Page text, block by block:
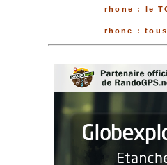
rhone : le
rhone :